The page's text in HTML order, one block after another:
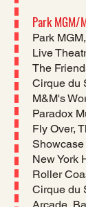
Park MGM/
Park
Live
The
Cirque du
M&M's
Paradox
Fly Over,
Showcase
New York
Roller
Cirque du